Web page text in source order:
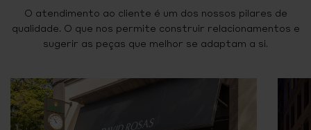
O atendimento ao cliente é um dos nossos pilares de
qualidade. O que nos permite construir relacionamentos e
sugerir as peças que melhor se adaptam a si.